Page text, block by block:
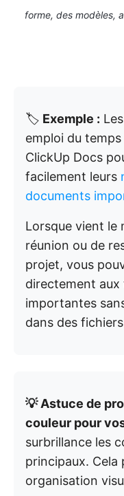
forme, des modèles,
🏷️ Exemple :
emploi du
ClickUp Docs
facilement leurs
documents
Lorsque vient le
réunion ou de
projet, vous
directement aux
importantes
dans des
💡 Astuce de
couleur pour
surbrillance les
principaux. Cela
organisation